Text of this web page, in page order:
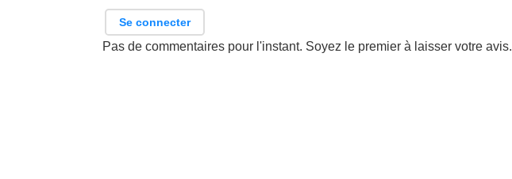
Se connecter
Pas de commentaires pour l'instant. Soyez le premier à laisser votre avis.